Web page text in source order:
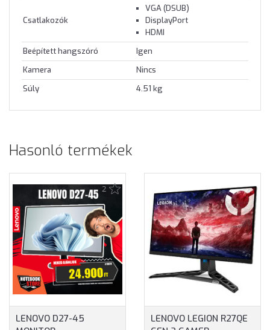
Csatlakozók
VGA (DSUB)
DisplayPort
HDMI
Beépített hangszóró
Igen
Kamera
Nincs
Súly
4.51 kg
Hasonló termékek
2
LENOVO D27-45
LENOVO LEGION R27QE